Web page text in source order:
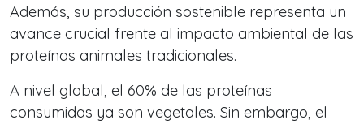
Además, su producción sostenible representa un
avance crucial frente al impacto ambiental de las
proteínas animales tradicionales.
A nivel global, el 60% de las proteínas
consumidas ya son vegetales. Sin embargo, el